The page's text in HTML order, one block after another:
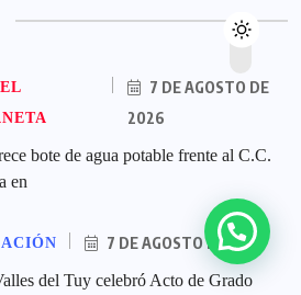
7 DE AGOSTO DE
2026
bote de agua potable frente al C.C.
en
7 DE AGOSTO DE 2026
del Tuy celebró Acto de Grado